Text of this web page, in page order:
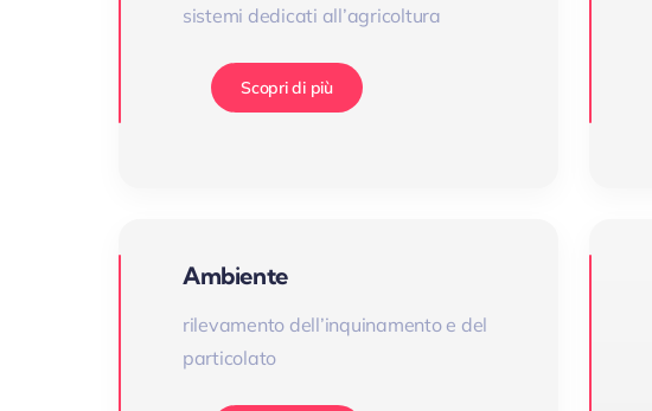
sistemi dedicati all’agricoltura
Scopri di più
Ambiente
rilevamento dell’inquinamento e del
particolato